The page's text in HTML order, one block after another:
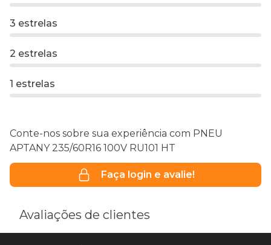
3 estrelas
2 estrelas
1 estrelas
Conte-nos sobre sua experiência com PNEU
APTANY 235/60R16 100V RU101 HT
Faça login e avalie!
Avaliações de clientes